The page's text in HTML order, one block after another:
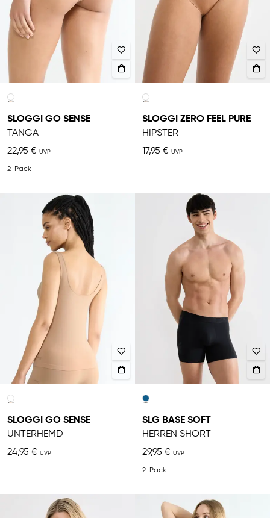
SLOGGI GO SENSE
TANGA
22,95 €
2-Pack
SLOGGI ZERO FEEL PURE
HIPSTER
17,95 €
SLOGGI GO SENSE
UNTERHEMD
24,95 €
SLG BASE SOFT
HERREN SHORT
29,95 €
2-Pack